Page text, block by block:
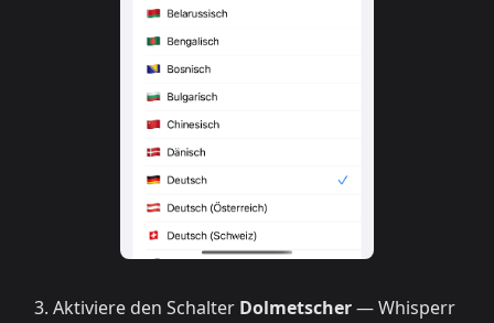
Aktiviere den Schalter Dolmetscher— Whisperr